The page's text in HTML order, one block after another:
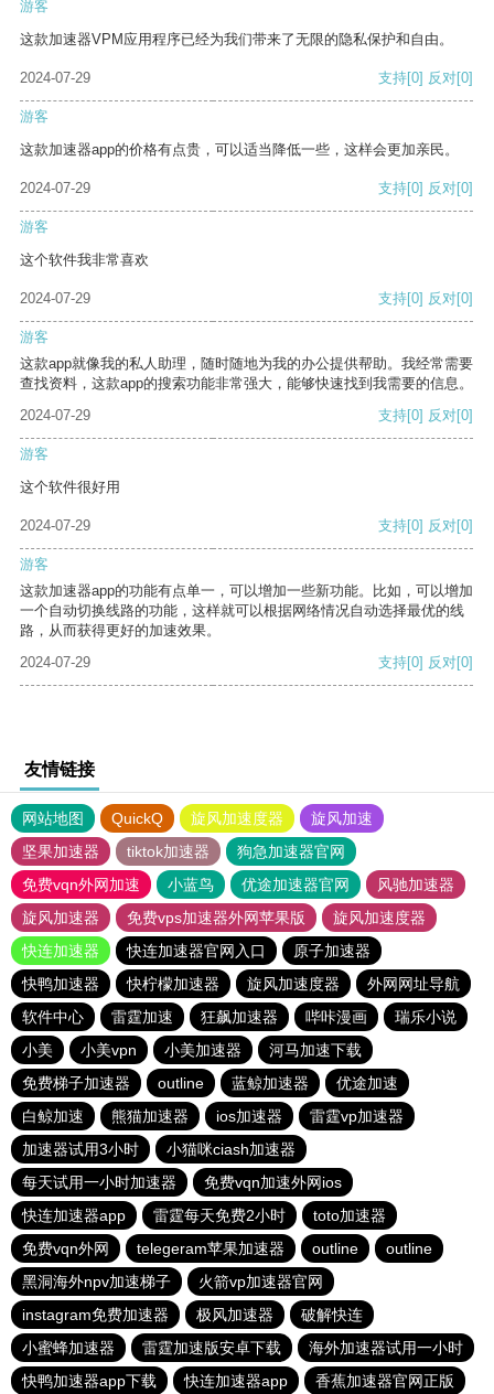
游客
这款加速器VPM应用程序已经为我们带来了无限的隐私保护和自由。
2024-07-29 支持[0] 反对[0]
游客
这款加速器app的价格有点贵，可以适当降低一些，这样会更加亲民。
2024-07-29 支持[0] 反对[0]
游客
这个软件我非常喜欢
2024-07-29 支持[0] 反对[0]
游客
这款app就像我的私人助理，随时随地为我的办公提供帮助。我经常需要
查找资料，这款app的搜索功能非常强大，能够快速找到我需要的信息。
2024-07-29
支持[0] 反对[0]
游客
这个软件很好用
2024-07-29 支持[0] 反对[0]
游客
这款加速器app的功能有点单一，可以增加一些新功能。比如，可以增加
一个自动切换线路的功能，这样就可以根据网络情况自动选择最优的线
路，从而获得更好的加速效果。
2024-07-29
支持[0] 反对[0]
友情链接
网站地图 QuickQ 旋风加速度器
旋风加速
坚果加速器
tiktok加速器
狗急加速器官网
免费vqn外网加速
小蓝鸟 优途加速器官网
风驰加速器
旋风加速器
免费vps加速器外网苹果版
旋风加速度器
快连加速器
快连加速器官网入口
原子加速器
快鸭加速器
快柠檬加速器 旋风加速度器
外网网址导航
软件中心
雷霆加速 狂飙加速器 哔咔漫画
瑞乐小说
小美
小美vpn 小美加速器
河马加速下载
免费梯子加速器
outline 蓝鲸加速器
优途加速
白鲸加速
熊猫加速器 ios加速器
雷霆vp加速器
加速器试用3小时
小猫咪ciash加速器
每天试用一小时加速器
免费vqn加速外网ios
快连加速器app
雷霆每天免费2小时
toto加速器
免费vqn外网
telegeram苹果加速器 outline
outline
黑洞海外npv加速梯子
火箭vp加速器官网
instagram免费加速器
极风加速器
破解快连
小蜜蜂加速器
雷霆加速版安卓下载
海外加速器试用一小时
快鸭加速器app下载
快连加速器app 香蕉加速器官网正版